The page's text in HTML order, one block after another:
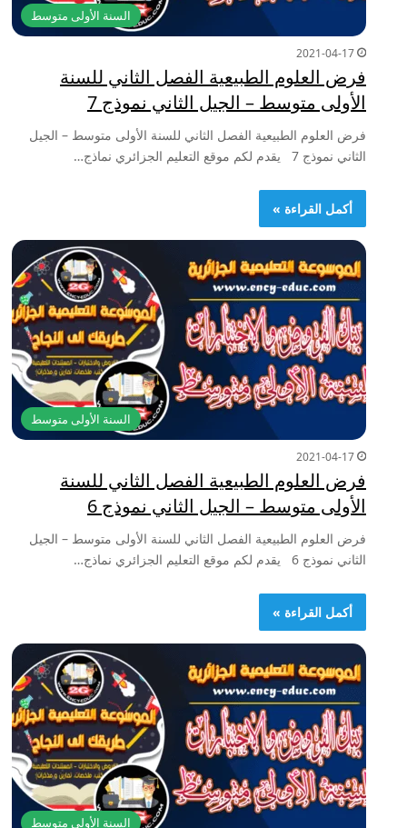
السنة الأولى متوسط
2021-04-17
فرض العلوم الطبيعية الفصل الثاني للسنة
الأولى متوسط – الجيل الثاني نموذج 7
فرض العلوم الطبيعية الفصل الثاني للسنة الأولى متوسط – الجيل
الثاني نموذج 7 يقدم لكم موقع التعليم الجزائري نماذج…
أكمل القراءة »
السنة الأولى متوسط
2021-04-17
فرض العلوم الطبيعية الفصل الثاني للسنة
الأولى متوسط – الجيل الثاني نموذج 6
فرض العلوم الطبيعية الفصل الثاني للسنة الأولى متوسط – الجيل
الثاني نموذج 6 يقدم لكم موقع التعليم الجزائري نماذج…
أكمل القراءة »
السنة الأولى متوسط